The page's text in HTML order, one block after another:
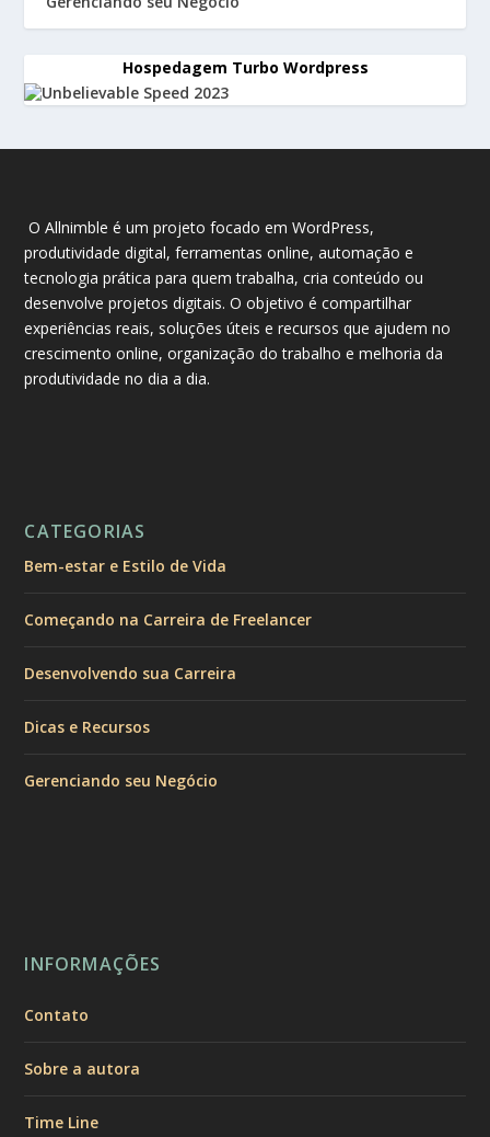
Hospedagem Turbo Wordpress
O Allnimble é um projeto focado em WordPress,
produtividade digital, ferramentas online, automação e
tecnologia prática para quem trabalha, cria conteúdo ou
desenvolve projetos digitais. O objetivo é compartilhar
experiências reais, soluções úteis e recursos que ajudem no
crescimento online, organização do trabalho e melhoria da
produtividade no dia a dia.
CATEGORIAS
Bem-estar e Estilo de Vida
Começando na Carreira de Freelancer
Desenvolvendo sua Carreira
Dicas e Recursos
Gerenciando seu Negócio
INFORMAÇÕES
Contato
Sobre a autora
Time Line